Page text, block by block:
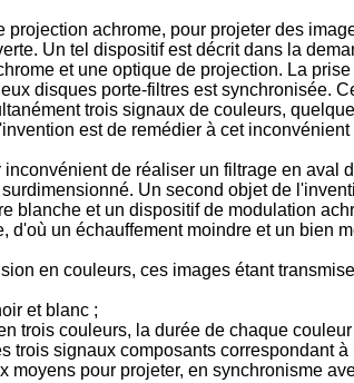
achrome, pour projeter des
Un tel dispositif est décrit dans la
et une optique de projection. La
disques porte-filtres est synchronisée.
trois signaux de couleurs,
est de remédier à cet
de réaliser un filtrage en
Un second objet de
blanche et un dispositif de modulation
un échauffement moindre et un bien
en couleurs, ces images étant
et blanc ;
trois couleurs, la durée de chaque
trois signaux composants correspondant
pour projeter, en synchronisme